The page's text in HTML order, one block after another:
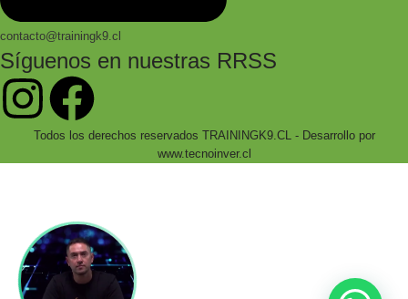
contacto@trainingk9.cl
Síguenos en nuestras RRSS
Todos los derechos reservados TRAININGK9.CL - Desarrollo por
www.tecnoinver.cl
Accede a cientos de productos especializados
con envío a todo chile!